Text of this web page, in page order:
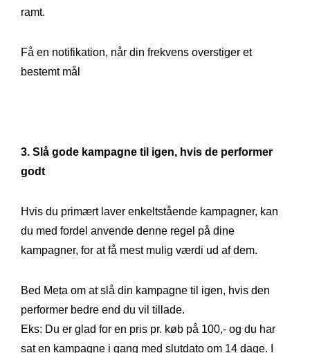
ramt.
Få en notifikation, når din frekvens overstiger et
bestemt mål
3. Slå gode kampagne til igen, hvis de performer
godt
Hvis du primært laver enkeltstående kampagner, kan
du med fordel anvende denne regel på dine
kampagner, for at få mest mulig værdi ud af dem.
Bed Meta om at slå din kampagne til igen, hvis den
performer bedre end du vil tillade.
Eks: Du er glad for en pris pr. køb på 100,- og du har
sat en kampagne i gang med slutdato om 14 dage. I